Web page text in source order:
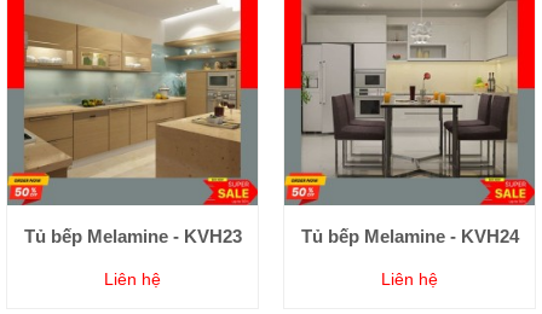
Tủ bếp Melamine - KVH23
Liên hệ
Tủ bếp Melamine - KVH24
Liên hệ